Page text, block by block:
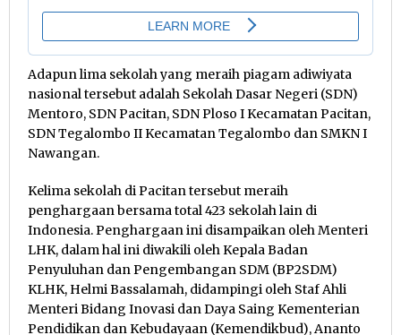
Adapun lima sekolah yang meraih piagam adiwiyata
nasional tersebut adalah Sekolah Dasar Negeri (SDN)
Mentoro, SDN Pacitan, SDN Ploso I Kecamatan Pacitan,
SDN Tegalombo II Kecamatan Tegalombo dan SMKN I
Nawangan.
Kelima sekolah di Pacitan tersebut meraih
penghargaan bersama total 423 sekolah lain di
Indonesia. Penghargaan ini disampaikan oleh Menteri
LHK, dalam hal ini diwakili oleh Kepala Badan
Penyuluhan dan Pengembangan SDM (BP2SDM)
KLHK, Helmi Bassalamah, didampingi oleh Staf Ahli
Menteri Bidang Inovasi dan Daya Saing Kementerian
Pendidikan dan Kebudayaan (Kemendikbud), Ananto